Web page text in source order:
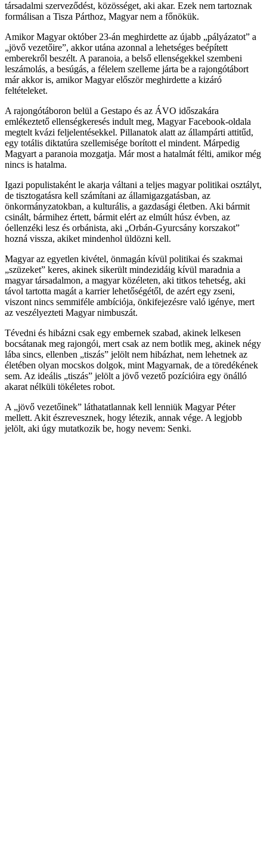
társadalmi szerveződést, közösséget, aki akar. Ezek nem tartoznak
formálisan a Tisza Párthoz, Magyar nem a főnökük.
Amikor Magyar október 23-án meghirdette az újabb „pályázatot” a
„jövő vezetőire”, akkor utána azonnal a lehetséges beépített
emberekről beszélt. A paranoia, a belső ellenségekkel szembeni
leszámolás, a besúgás, a félelem szelleme járta be a rajongótábort
már akkor is, amikor Magyar először meghirdette a kizáró
feltételeket.
A rajongótáboron belül a Gestapo és az ÁVO időszakára
emlékeztető ellenségkeresés indult meg, Magyar Facebook-oldala
megtelt kvázi feljelentésekkel. Pillanatok alatt az állampárti attitűd,
egy totális diktatúra szellemisége borított el mindent. Márpedig
Magyart a paranoia mozgatja. Már most a hatalmát félti, amikor még
nincs is hatalma.
Igazi populistaként le akarja váltani a teljes magyar politikai osztályt,
de tisztogatásra kell számítani az államigazgatásban, az
önkormányzatokban, a kulturális, a gazdasági életben. Aki bármit
csinált, bármihez értett, bármit elért az elmúlt húsz évben, az
óellenzéki lesz és orbánista, aki „Orbán-Gyurcsány korszakot”
hozná vissza, akiket mindenhol üldözni kell.
Magyar az egyetlen kivétel, önmagán kívül politikai és szakmai
„szüzeket” keres, akinek sikerült mindezidáig kívül maradnia a
magyar társadalmon, a magyar közéleten, aki titkos tehetség, aki
távol tartotta magát a karrier lehetőségétől, de azért egy zseni,
viszont nincs semmiféle ambíciója, önkifejezésre való igénye, mert
az veszélyezteti Magyar nimbuszát.
Tévedni és hibázni csak egy embernek szabad, akinek lelkesen
bocsátanak meg rajongói, mert csak az nem botlik meg, akinek négy
lába sincs, ellenben „tiszás” jelölt nem hibázhat, nem lehetnek az
életében olyan mocskos dolgok, mint Magyarnak, de a töredékének
sem. Az ideális „tiszás” jelölt a jövő vezető pozícióira egy önálló
akarat nélküli tökéletes robot.
A „jövő vezetőinek” láthatatlannak kell lenniük Magyar Péter
mellett. Akit észrevesznek, hogy létezik, annak vége. A legjobb
jelölt, aki úgy mutatkozik be, hogy nevem: Senki.